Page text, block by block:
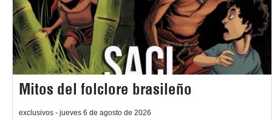
Mitos del folclore brasileño
exclusivos - jueves 6 de agosto de 2026